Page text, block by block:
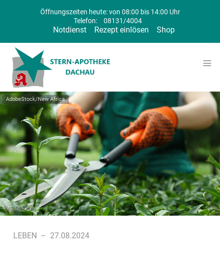
Öffnungszeiten heute: von 08:00 bis 14:00 Uhr
Telefon:
08131/4004
Notdienst Rezept einlösen Shop
AdobeStock/New Africa
Symbolbild
LEBEN – 27.08.2024